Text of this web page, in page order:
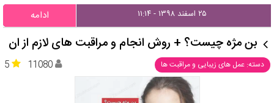
۲۵ اسفند ۱۳۹۸ - ۱۱:۱۴ ادامه
بن مژه چیست؟ + روش انجام و مراقبت های لازم از ان
دسته: عمل های زیبایی و مراقبت ها 5 11080